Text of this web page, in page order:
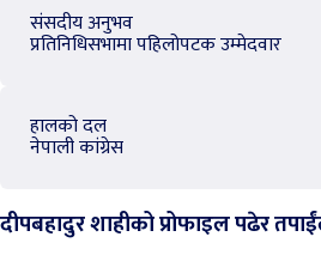
संसदीय अनुभव
प्रतिनिधिसभामा पहिलोपटक उम्मेदवार
हालको दल
नेपाली कांग्रेस
दीपबहादुर शाहीको प्रोफाइल पढेर